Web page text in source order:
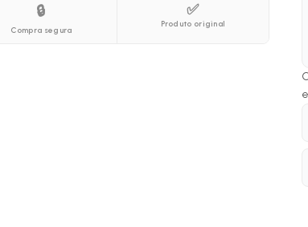
🔒
Compra segura
✅
Produto original